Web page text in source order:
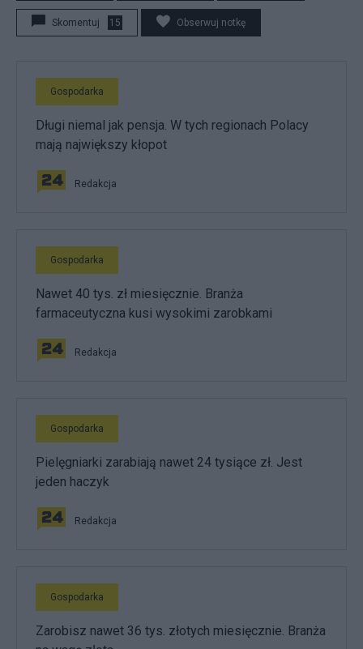
Skomentuj 15 Obserwuj notkę
Gospodarka
Długi niemal jak pensja. W tych regionach Polacy
mają największy kłopot
Redakcja
Gospodarka
Nawet 40 tys. zł miesięcznie. Branża
farmaceutyczna kusi wysokimi zarobkami
Redakcja
Gospodarka
Pielęgniarki zarabiają nawet 24 tysiące zł. Jest
jeden haczyk
Redakcja
Gospodarka
Zarobisz nawet 36 tys. złotych miesięcznie. Branża